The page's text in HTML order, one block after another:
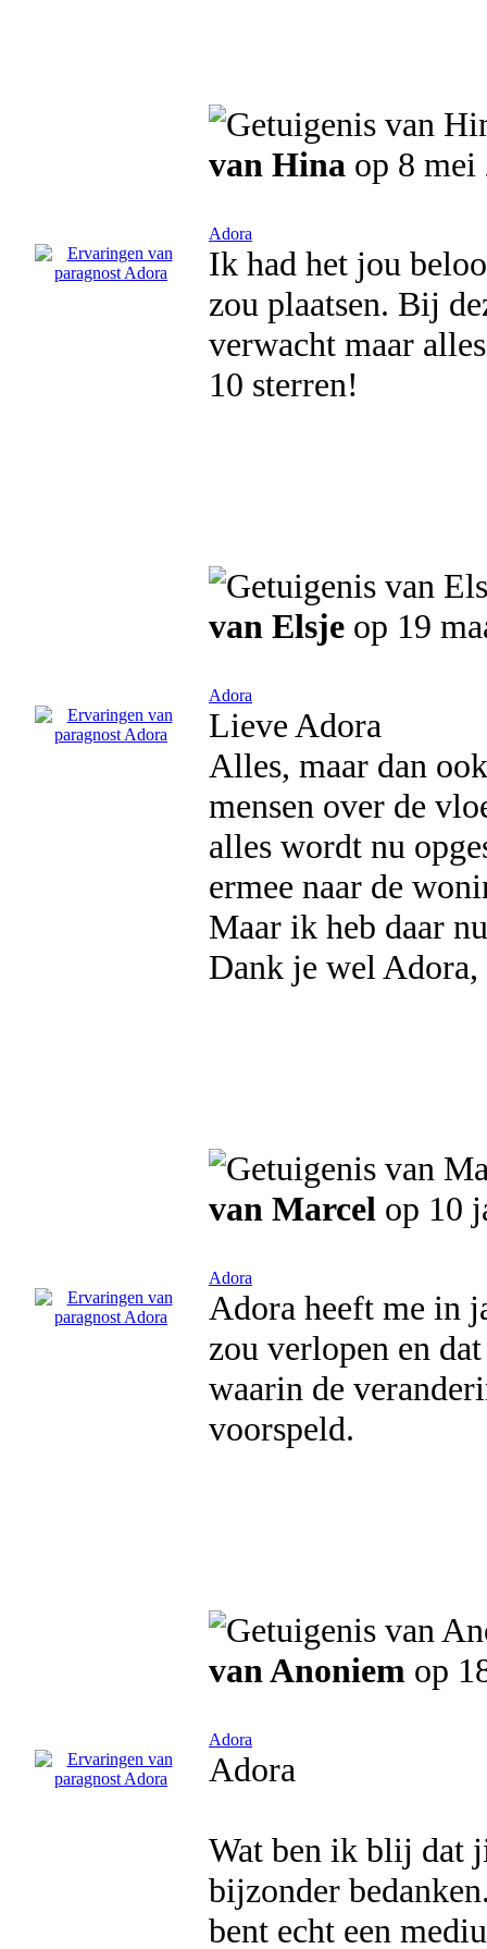
van Hina op 8 mei
Adora
Ik had het jou
zou plaatsen. Bij
verwacht maar
10 sterren!
van Elsje op 19
Adora
Lieve Adora
Alles, maar dan
mensen over de
alles wordt nu
ermee naar de
Maar ik heb daar
Dank je wel
van Marcel op 10
Adora
Adora heeft me in
zou verlopen en
waarin de
voorspeld.
van Anoniem op
Adora
Adora
Wat ben ik blij dat
bijzonder
bent echt een